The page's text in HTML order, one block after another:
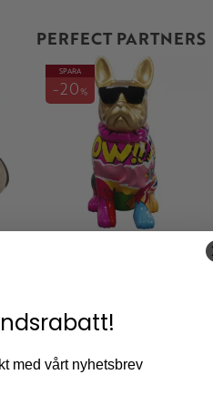
PERFECT PARTNERS
SPARA
20%
KÖP
med vårt nyhetsbrev